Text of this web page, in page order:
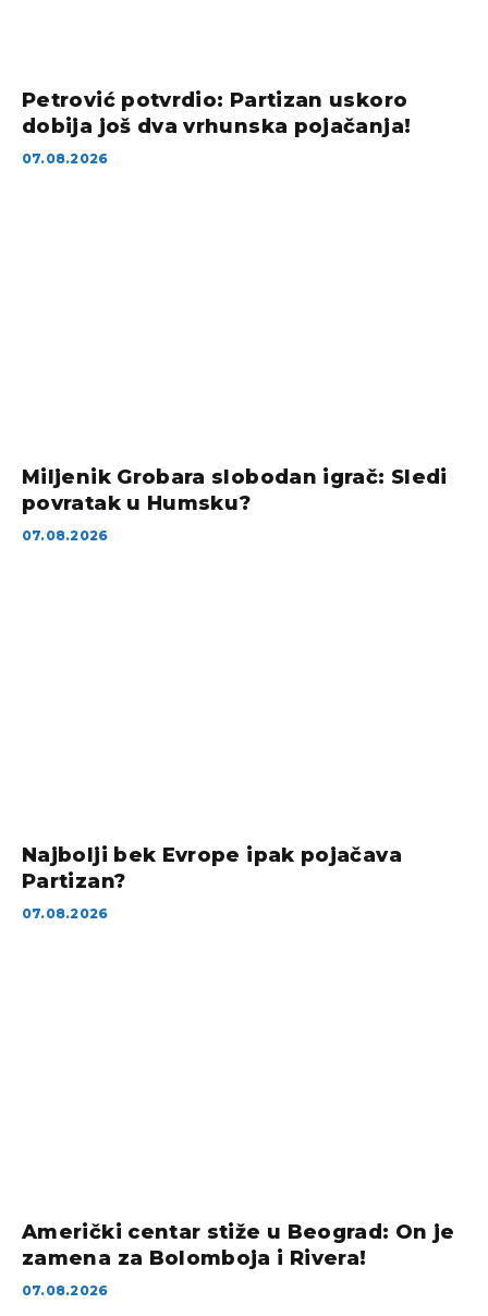
Petrović potvrdio: Partizan uskoro
dobija još dva vrhunska pojačanja!
07.08.2026
Miljenik Grobara slobodan igrač: Sledi
povratak u Humsku?
07.08.2026
Najbolji bek Evrope ipak pojačava
Partizan?
07.08.2026
Američki centar stiže u Beograd: On je
zamena za Bolomboja i Rivera!
07.08.2026